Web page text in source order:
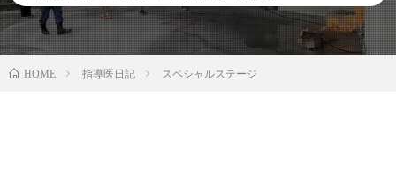
HOME 指導医日記 スペシャルステージ